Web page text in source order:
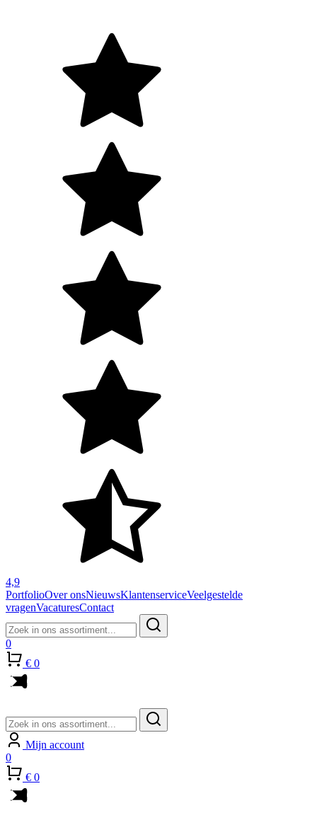
4,9
PortfolioOver onsNieuwsKlantenserviceVeelgestelde
vragenVacaturesContact
naar:
0
€ 0
naar:
Mijn account
0
€ 0